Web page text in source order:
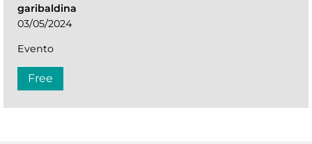
garibaldina
03/05/2024
Evento
Free